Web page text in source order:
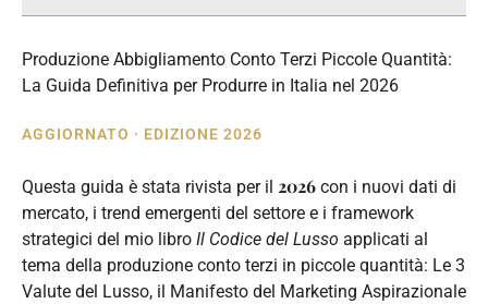
Produzione Abbigliamento Conto Terzi Piccole Quantità:
La Guida Definitiva per Produrre in Italia nel 2026
AGGIORNATO · EDIZIONE 2026
Questa guida è stata rivista per il 2026 con i nuovi dati di
mercato, i trend emergenti del settore e i framework
strategici del mio libro Il Codice del Lusso applicati al
tema della produzione conto terzi in piccole quantità: Le 3
Valute del Lusso, il Manifesto del Marketing Aspirazionale